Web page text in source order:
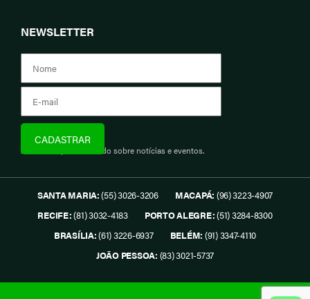
NEWSLETTER
Assine e fique informado sobre notícias e eventos.
SANTA MARIA:(55) 3026-3206 MACAPÁ: (96) 3223-4907
RECIFE:(81) 3032-4183 PORTO ALEGRE:(51) 3284-8300
BRASÍLIA:(61) 3226-6937 BELÉM: (91) 3347-4110
JOÃO PESSOA: (83) 3021-5737